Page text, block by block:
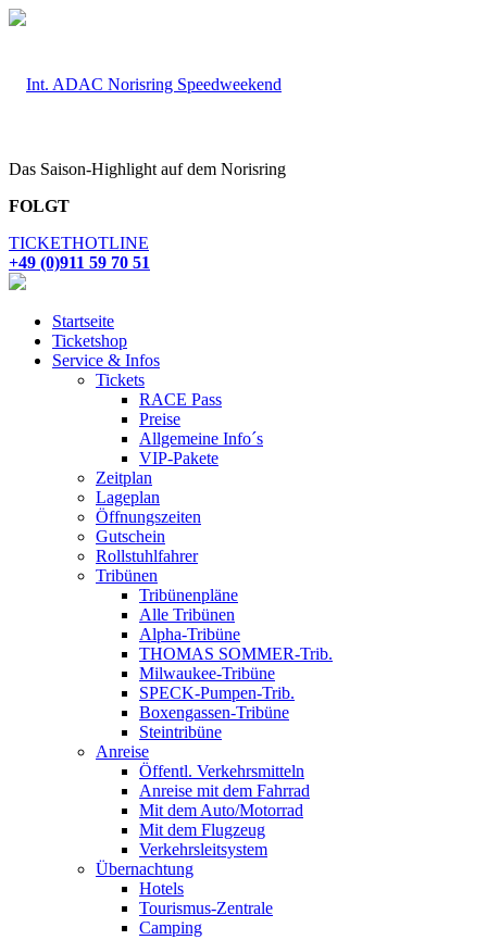
Das Saison-Highlight auf dem Norisring
FOLGT
TICKETHOTLINE
+49 (0)911 59 70 51
Startseite
Ticketshop
Service & Infos
Tickets
RACE Pass
Preise
Allgemeine Info´s
VIP-Pakete
Zeitplan
Lageplan
Öffnungszeiten
Gutschein
Rollstuhlfahrer
Tribünen
Tribünenpläne
Alle Tribünen
Alpha-Tribüne
THOMAS SOMMER-Trib.
Milwaukee-Tribüne
SPECK-Pumpen-Trib.
Boxengassen-Tribüne
Steintribüne
Anreise
Öffentl. Verkehrsmitteln
Anreise mit dem Fahrrad
Mit dem Auto/Motorrad
Mit dem Flugzeug
Verkehrsleitsystem
Übernachtung
Hotels
Tourismus-Zentrale
Camping